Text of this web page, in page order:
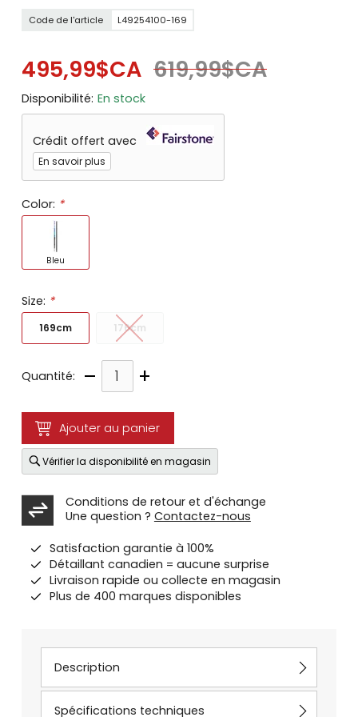
Code de l'article L49254100-169
495,99$CA 619,99$CA
Disponibilité: En stock
Crédit offert avec
En savoir plus
Color: *
Bleu
Size: *
169cm 176cm
Quantité: – +
Ajouter au panier
Vérifier la disponibilité en magasin
Conditions de retour et d'échange
Une question ? Contactez-nous
Satisfaction garantie à 100%
Détaillant canadien = aucune surprise
Livraison rapide ou collecte en magasin
Plus de 400 marques disponibles
Description
Spécifications techniques